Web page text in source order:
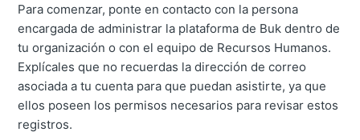
Para comenzar, ponte en contacto con la persona
encargada de administrar la plataforma de Buk dentro de
tu organización o con el equipo de Recursos Humanos.
Explícales que no recuerdas la dirección de correo
asociada a tu cuenta para que puedan asistirte, ya que
ellos poseen los permisos necesarios para revisar estos
registros.